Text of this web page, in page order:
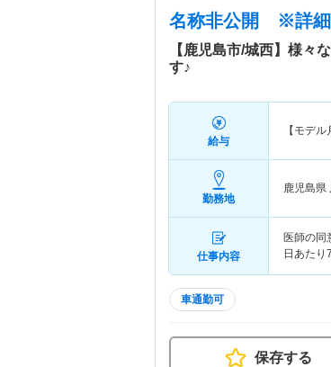
名称非公開 ※詳細
【鹿児島市/城西】様々
す♪
給与
【モデル
勤務地
鹿児島県
仕事内容
医師の同
日あた
車通勤可
保存する